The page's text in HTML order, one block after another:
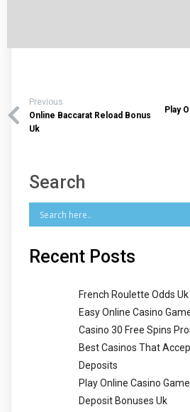
Previous
Online Baccarat Reload Bonus
Uk
Play
Search
Recent Posts
French Roulette Odds Uk
Easy Online Casino
Casino 30 Free Spins
Best Casinos That
Deposits
Play Online Casino
Deposit Bonuses Uk